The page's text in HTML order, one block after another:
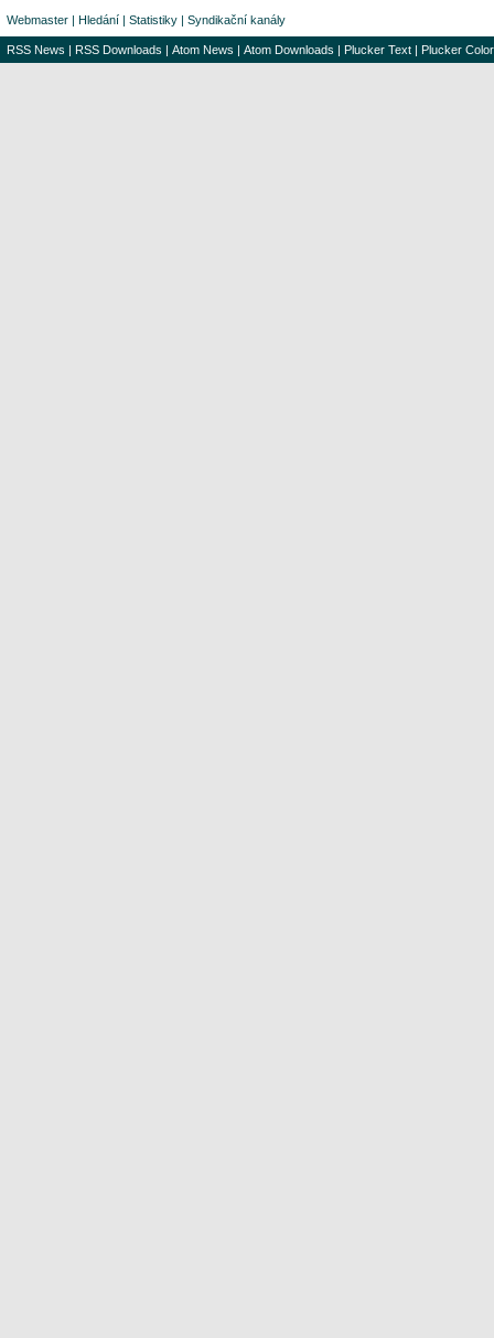
Webmaster | Hledání | Statistiky | Syndikační kanály
RSS News | RSS Downloads | Atom News | Atom Downloads | Plucker Text | Plucker Color